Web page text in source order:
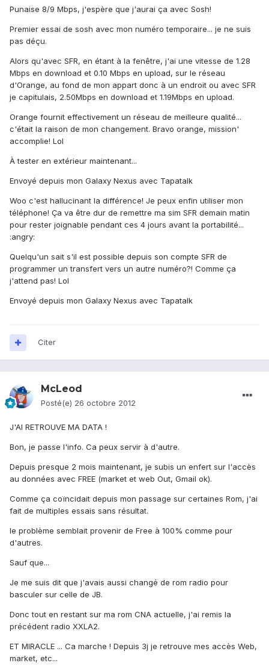
Punaise 8/9 Mbps, j'espère que j'aurai ça avec Sosh!
Premier essai de sosh avec mon numéro temporaire... je ne suis
pas déçu.
Alors qu'avec SFR, en étant à la fenêtre, j'ai une vitesse de 1.28
Mbps en download et 0.10 Mbps en upload, sur le réseau
d'Orange, au fond de mon appart donc à un endroit ou avec SFR
je capitulais, 2.50Mbps en download et 1.19Mbps en upload.
Orange fournit effectivement un réseau de meilleure qualité...
c'était la raison de mon changement. Bravo orange, mission'
accomplie! Lol
À tester en extérieur maintenant...
Envoyé depuis mon Galaxy Nexus avec Tapatalk
Woo c'est hallucinant la différence! Je peux enfin utiliser mon
téléphone! Ça va être dur de remettre ma sim SFR demain matin
pour rester joignable pendant ces 4 jours avant la portabilité...
:angry:
Quelqu'un sait s'il est possible depuis son compte SFR de
programmer un transfert vers un autre numéro?! Comme ça
j'attend pas! Lol
Envoyé depuis mon Galaxy Nexus avec Tapatalk
Citer
McLeod
Posté(e) 26 octobre 2012
J'AI RETROUVE MA DATA !
Bon, je passe l'info. Ca peux servir à d'autre.
Depuis presque 2 mois maintenant, je subis un enfert sur l'accès
au données avec FREE (market et web Out, Gmail ok).
Comme ça coïncidait depuis mon passage sur certaines Rom, j'ai
fait de multiples essais sans résultat.
le problème semblait provenir de Free à 100% comme pour
d'autres.
Sauf que...
Je me suis dit que j'avais aussi changé de rom radio pour
basculer sur celle de JB.
Donc tout en restant sur ma rom CNA actuelle, j'ai remis la
précédent radio XXLA2.
ET MIRACLE ... Ca marche ! Depuis 3j je retrouve mes accès Web,
market, etc...